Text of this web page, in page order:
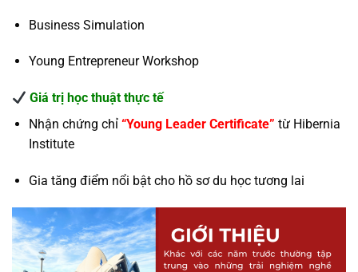
Business Simulation
Young Entrepreneur Workshop
Giá trị học thuật thực tế
Nhận chứng chỉ “Young Leader Certificate” từ Hibernia
Institute
Gia tăng điểm nổi bật cho hồ sơ du học tương lai